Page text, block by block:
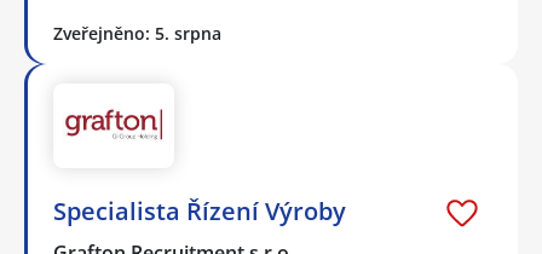
Zveřejněno: 5. srpna
Specialista Řízení Výroby